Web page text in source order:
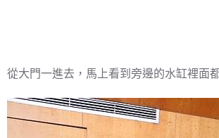
從大門一進去，馬上看到旁邊的水缸裡面